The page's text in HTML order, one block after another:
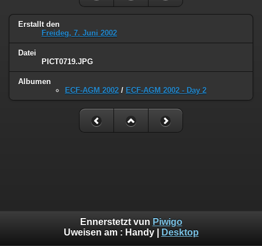
Erstallt den
Freideg, 7. Juni 2002
Datei
PICT0719.JPG
Albumen
ECF-AGM 2002 / ECF-AGM 2002 - Day 2
Ennerstetzt vun Piwigo
Uweisen am : Handy| Desktop